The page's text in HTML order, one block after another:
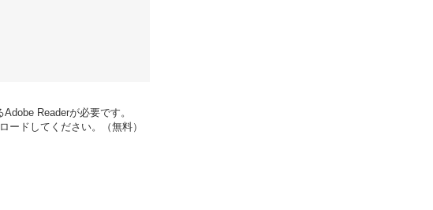
Readerが必要です。
ードしてください。（無料）